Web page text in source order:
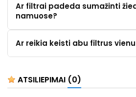
Ar filtrai padeda sumažinti
namuose?
Ar reikia keisti abu filtrus
ATSILIEPIMAI (0)